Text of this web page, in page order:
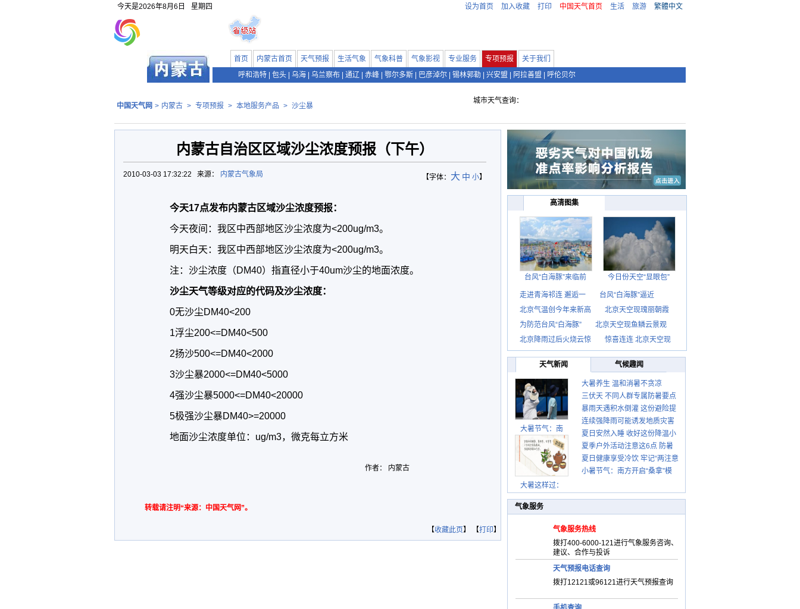
今天是2026年8月6日 星期四 设为首页 加入收藏 打印 中国天气首页 生活 旅游 繁體中文
首页 内蒙古首页 天气预报 生活气象 气象科普 气象影视 专业服务 专项预报
关于我们
呼和浩特
包头 乌海 乌兰察布 通辽 赤峰 鄂尔多斯 巴彦淖尔 锡林郭勒 兴安盟 阿拉善盟 呼伦贝尔
中国天气网 > 内蒙古 > 专项预报 > 本地服务产品 > 沙尘暴
城市天气查询：
内蒙古自治区区域沙尘浓度预报（下午）
【字体： 大 中 小】
2010-03-03 17:32:22 来源： 内蒙古气象局
今天17点发布内蒙古区域沙尘浓度预报：
今天夜间：我区中西部地区沙尘浓度为<200ug/m3。
明天白天：我区中西部地区沙尘浓度为<200ug/m3。
注：沙尘浓度（DM40）指直径小于40um沙尘的地面浓度。
沙尘天气等级对应的代码及沙尘浓度：
0无沙尘DM40<200
1浮尘200<=DM40<500
2扬沙500<=DM40<2000
3沙尘暴2000<=DM40<5000
4强沙尘暴5000<=DM40<20000
5极强沙尘暴DM40>=20000
地面沙尘浓度单位：ug/m3，微克每立方米
作者： 内蒙古
转载请注明“来源：中国天气网”。
【收藏此页】 【打印】
高清图集
台风“白海豚”来临前 今日份天空“显眼包”
走进青海祁连 邂逅一
台风“白海豚”逼近
北京气温创今年来新高
北京天空现瑰丽朝霞
为防范台风“白海豚”
北京天空现鱼鳞云景观
北京降雨过后火烧云惊
惊喜连连 北京天空现
天气新闻 气候趣闻
大暑节气：南
大暑这样过：
大暑养生 温和消暑不贪凉
三伏天 不同人群专属防暑要点
请收好
暴雨天遇积水倒灌 这份避险提
示请收好
连续强降雨可能诱发地质灾害
这些前兆要知道
夏日安然入睡 收好这份降温小
贴士
夏季户外活动注意这6点 防暑
健身两不误
夏日健康享受冷饮 牢记“两注意
一控制”
小暑节气：南方开启“桑拿”模
气象服务
气象服务热线
拨打400-6000-121进行气象服务咨询、
建议、合作与投诉
天气预报电话查询
拨打12121或96121进行天气预报查询